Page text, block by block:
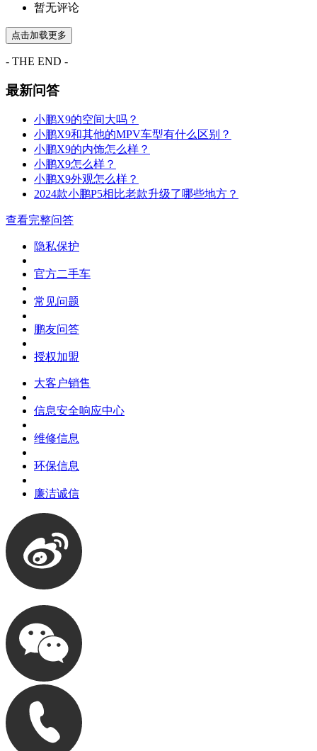
暂无评论
点击加载更多
- THE END -
最新问答
小鹏X9的空间大吗？
小鹏X9和其他的MPV车型有什么区别？
小鹏X9的内饰怎么样？
小鹏X9怎么样？
小鹏X9外观怎么样？
2024款小鹏P5相比老款升级了哪些地方？
查看完整问答
隐私保护
官方二手车
常见问题
鹏友问答
授权加盟
大客户销售
信息安全响应中心
维修信息
环保信息
廉洁诚信